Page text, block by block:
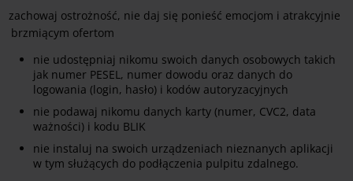
zachowaj ostrożność, nie daj się ponieść emocjom i atrakcyjnie
brzmiącym ofertom
nie udostępniaj nikomu swoich danych osobowych takich
jak numer PESEL, numer dowodu oraz danych do
logowania (login, hasło) i kodów autoryzacyjnych
nie podawaj nikomu danych karty (numer, CVC2, data
ważności) i kodu BLIK
nie instaluj na swoich urządzeniach nieznanych aplikacji
w tym służących do podłączenia pulpitu zdalnego.